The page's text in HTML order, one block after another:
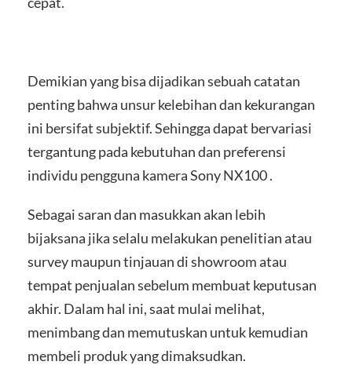
Demikian yang bisa dijadikan sebuah catatan
penting bahwa unsur kelebihan dan kekurangan
ini bersifat subjektif. Sehingga dapat bervariasi
tergantung pada kebutuhan dan preferensi
individu pengguna kamera Sony NX100 .
Sebagai saran dan masukkan akan lebih
bijaksana jika selalu melakukan penelitian atau
survey maupun tinjauan di showroom atau
tempat penjualan sebelum membuat keputusan
akhir. Dalam hal ini, saat mulai melihat,
menimbang dan memutuskan untuk kemudian
membeli produk yang dimaksudkan.